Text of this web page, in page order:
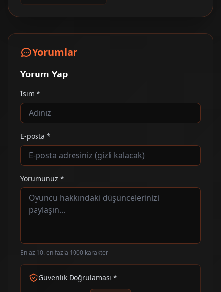
Yorumlar
Yorum Yap
İsim *
E-posta *
Yorumunuz *
En az 10, en fazla 1000 karakter
Güvenlik Doğrulaması *